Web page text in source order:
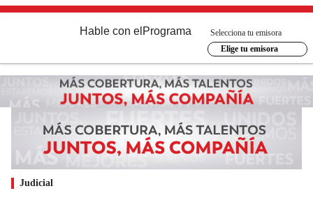
Hable con el Programa
Selecciona tu emisora
Elige tu emisora
Judicial